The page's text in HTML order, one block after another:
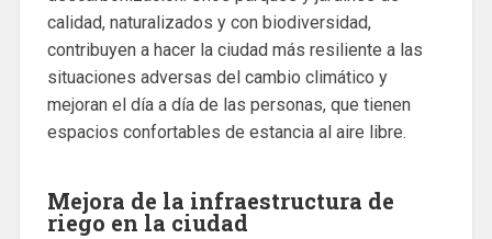
calidad, naturalizados y con biodiversidad,
contribuyen a hacer la ciudad más resiliente a las
situaciones adversas del cambio climático y
mejoran el día a día de las personas, que tienen
espacios confortables de estancia al aire libre.
Mejora de la infraestructura de
riego en la ciudad